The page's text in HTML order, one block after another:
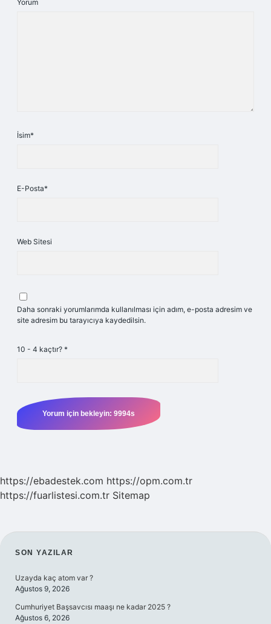
Yorum
İsim*
E-Posta*
Web Sitesi
Daha sonraki yorumlarımda kullanılması için adım, e-posta adresim ve
site adresim bu tarayıcıya kaydedilsin.
10 - 4 kaçtır? *
https://ebadestek.com https://opm.com.tr
https://fuarlistesi.com.tr Sitemap
SIDEBAR
SON YAZILAR
Uzayda kaç atom var ?
Ağustos 9, 2026
Cumhuriyet Başsavcısı maaşı ne kadar 2025 ?
Ağustos 6, 2026